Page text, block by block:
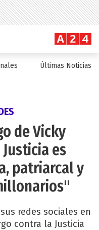
Últimas Noticias
de Vicky
es
patriarcal y
redes sociales en
contra la Justicia